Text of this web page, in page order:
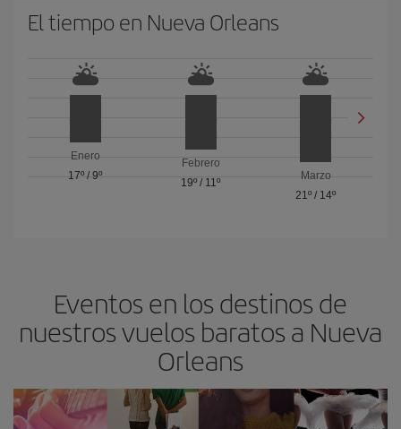
El tiempo en Nueva Orleans
Enero
17º /9º
Febrero
19º / 11º
Marzo
21º / 14º
Eventos en los destinos de
nuestros vuelos baratos a Nueva
Orleans